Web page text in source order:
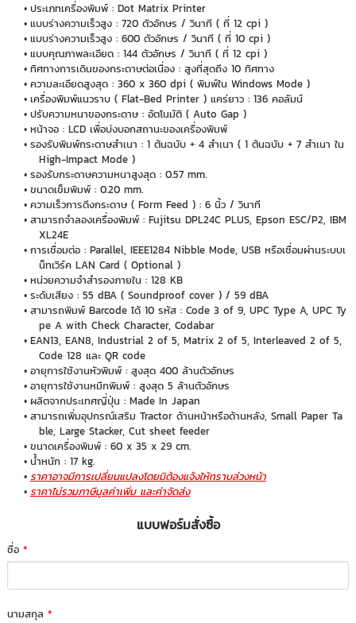
ประเภทเครื่องพิมพ์ : Dot Matrix Printer
แบบร่างความเร็วสูง : 720 ตัวอักษร / วินาที ( ที่ 12 cpi )
แบบร่างความเร็วสูง : 600 ตัวอักษร / วินาที ( ที่ 10 cpi )
แบบคุณภาพละเอียด : 144 ตัวอักษร / วินาที ( ที่ 12 cpi )
ทิศทางการเดินของกระดาษต่อเนื่อง : สูงที่สุดถึง 10 ทิศทาง
ความละเอียดสูงสุด : 360 x 360 dpi ( พิมพ์ใน Windows Mode )
เครื่องพิมพ์แนวราบ ( Flat-Bed Printer ) แคร่ยาว : 136 คอลัมน์
ปรับความหนาของกระดาษ : อัตโนมัติ ( Auto Gap )
หน้าจอ : LCD เพื่อบ่งบอกสถานะของเครื่องพิมพ์
รองรับพิมพ์กระดาษสำเนา : 1 ต้นฉบับ + 4 สำเนา ( 1 ต้นฉบับ + 7 สำเนา ใน
High-Impact Mode )
รองรับกระดาษความหนาสูงสุด : 0.57 mm.
ขนาดเข็มพิมพ์ : 0.20 mm.
ความเร็วการดึงกระดาษ ( Form Feed ) : 6 นิ้ว / วินาที
สามารถจำลองเครื่องพิมพ์ : Fujitsu DPL24C PLUS, Epson ESC/P2, IBM
XL24E
การเชื่อมต่อ : Parallel, IEEE1284 Nibble Mode, USB หรือเชื่อมผ่านระบบเ
น็ทเวิร์ค LAN Card ( Optional )
หน่วยความจำสำรองภายใน : 128 KB
ระดับเสียง : 55 dBA ( Soundproof cover ) / 59 dBA
สามารถพิมพ์ Barcode ได้ 10 รหัส : Code 3 of 9, UPC Type A, UPC Ty
pe A with Check Character, Codabar
EAN13, EAN8, Industrial 2 of 5, Matrix 2 of 5, Interleaved 2 of 5,
Code 128 และ QR code
อายุการใช้งานหัวพิมพ์ : สูงสุด 400 ล้านตัวอักษร
อายุการใช้งานหมึกพิมพ์ : สูงสุด 5 ล้านตัวอักษร
ผลิตจากประเทศญี่ปุ่น : Made In Japan
สามารถเพิ่มอุปกรณ์เสริม Tractor ด้านหน้าหรือด้านหลัง, Small Paper Ta
ble, Large Stacker, Cut sheet feeder
ขนาดเครื่องพิมพ์ : 60 x 35 x 29 cm.
น้ำหนัก : 17 kg.
ราคาอาจมีการเปลี่ยนแปลงโดยมิต้องแจ้งให้ทราบล่วงหน้า
ราคาไม่รวมภาษีมูลค่าเพิ่ม และค่าจัดส่ง
แบบฟอร์มสั่งซื้อ
ชื่อ*
นามสกุล*